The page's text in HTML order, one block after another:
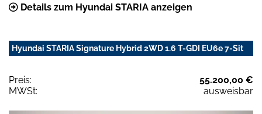
Details zum Hyundai STARIA anzeigen
Hyundai STARIA Signature Hybrid 2WD 1.6 T-GDI EU6e 7-Sit
Preis:
55.200,00 €
MWSt:
ausweisbar